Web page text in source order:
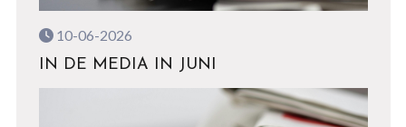
10-06-2026
IN DE MEDIA IN JUNI